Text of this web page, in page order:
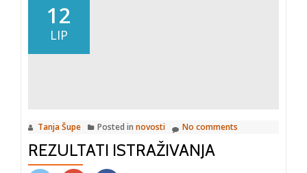
12
LIP
Tanja Šupe Posted in novosti No comments
REZULTATI ISTRAŽIVANJA